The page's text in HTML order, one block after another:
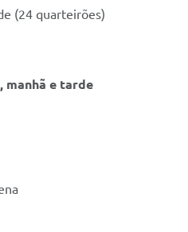
(24 quarteirões)
manhã e tarde